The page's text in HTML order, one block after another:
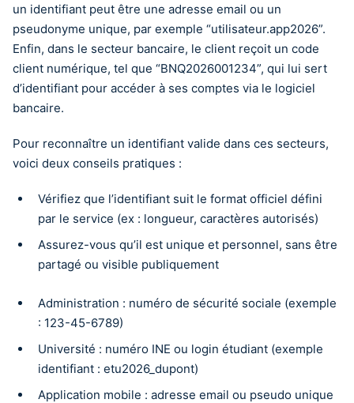
un identifiant peut être une adresse email ou un
pseudonyme unique, par exemple “utilisateur.app2026”.
Enfin, dans le secteur bancaire, le client reçoit un code
client numérique, tel que “BNQ2026001234”, qui lui sert
d’identifiant pour accéder à ses comptes via le logiciel
bancaire.
Pour reconnaître un identifiant valide dans ces secteurs,
voici deux conseils pratiques :
Vérifiez que l’identifiant suit le format officiel défini
par le service (ex : longueur, caractères autorisés)
Assurez-vous qu’il est unique et personnel, sans être
partagé ou visible publiquement
Administration : numéro de sécurité sociale (exemple
: 123-45-6789)
Université : numéro INE ou login étudiant (exemple
identifiant : etu2026_dupont)
Application mobile : adresse email ou pseudo unique